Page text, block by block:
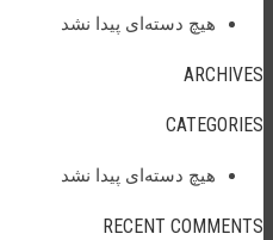
هیچ دسته‌ای پیدا نشد
ARCHIVES
CATEGORIES
هیچ دسته‌ای پیدا نشد
RECENT COMMENTS